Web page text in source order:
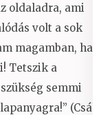
oldaladra, ami
volt a sok
magamban, ha
Tetszik a
semmi
(Csáky